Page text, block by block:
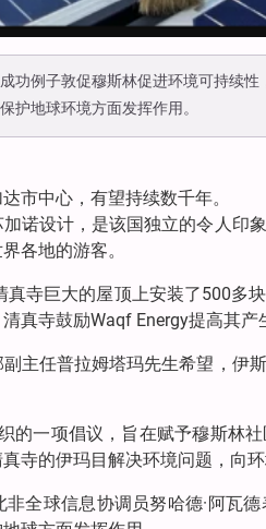
功例子敦促穆斯林促进环境可持续
护地球环境方面发挥作用。
市中心，有望持续数千年。
诺设计，是该国独立的令人印
各地的游客。
寺巨大的屋顶上安装了500多
真寺鼓励Waqf Energy提高其产
主任普拉姆塔玛先生希望，伊
的一项倡议，旨在赋予穆斯林
寺的伊玛目解决环境问题，向
全球信息协调员努哈德·阿瓦